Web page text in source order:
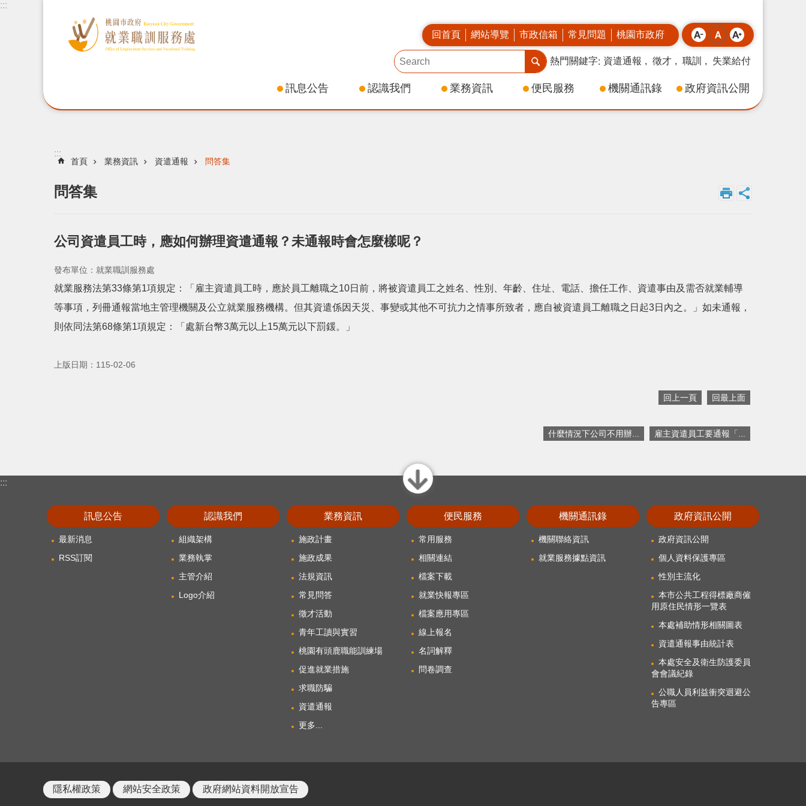
:::
回首頁 網站導覽 市政信箱 常見問題 桃園市政府
熱門關鍵字 資遣通報 徵才 職訓 失業給付
訊息公告 認識我們 業務資訊 便民服務 機關通訊錄 政府資訊公開
:::
首頁 業務資訊 資遣通報 問答集
問答集
公司資遣員工時，應如何辦理資遣通報？未通報時會怎麼樣呢？
發布單位：就業職訓服務處
就業服務法第33條第1項規定：「雇主資遣員工時，應於員工離職之10日前，將被資遣員工之姓名、性別、年齡、住址、電話、擔任工作、資遣事由及需否就業輔導
等事項，列冊通報當地主管理機關及公立就業服務機構。但其資遣係因天災、事變或其他不可抗力之情事所致者，應自被資遣員工離職之日起3日內之。」如未通報，
則依同法第68條第1項規定：「處新台幣3萬元以上15萬元以下罰鍰。」
上版日期：115-02-06
回上一頁 回最上面
什麼情況下公司不用辦... 雇主資遣員工要通報「...
:::
訊息公告
最新消息
RSS訂閱
認識我們
組織架構
業務執掌
主管介紹
Logo介紹
業務資訊
施政計畫
施政成果
法規資訊
常見問答
徵才活動
青年工讀與實習
桃園有頭鹿職能訓練場
促進就業措施
求職防騙
資遣通報
更多...
便民服務
常用服務
相關連結
檔案下載
就業快報專區
檔案應用專區
線上報名
名詞解釋
問卷調查
機關通訊錄
機關聯絡資訊
就業服務據點資訊
政府資訊公開
政府資訊公開
個人資料保護專區
性別主流化
本市公共工程得標廠商僱
用原住民情形一覽表
本處補助情形相關圖表
資遣通報事由統計表
本處安全及衛生防護委員
會會議紀錄
公職人員利益衝突迴避公
告專區
隱私權政策 網站安全政策 政府網站資料開放宣告